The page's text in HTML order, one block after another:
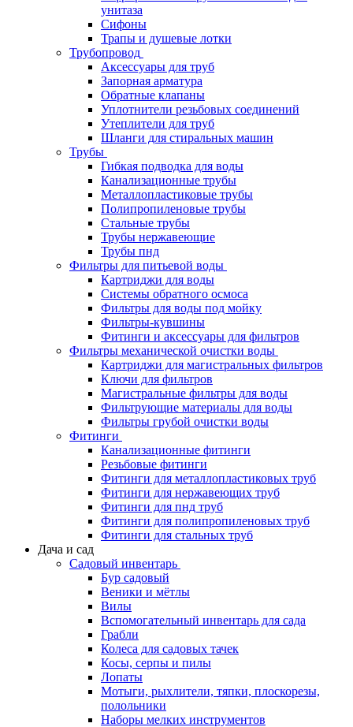
унитаза
Сифоны
Трапы и душевые лотки
Трубопровод
Аксессуары для труб
Запорная арматура
Обратные клапаны
Уплотнители резьбовых соединений
Утеплители для труб
Шланги для стиральных машин
Трубы
Гибкая подводка для воды
Канализационные трубы
Металлопластиковые трубы
Полипропиленовые трубы
Стальные трубы
Трубы нержавеющие
Трубы пнд
Фильтры для питьевой воды
Картриджи для воды
Системы обратного осмоса
Фильтры для воды под мойку
Фильтры-кувшины
Фитинги и аксессуары для фильтров
Фильтры механической очистки воды
Картриджи для магистральных фильтров
Ключи для фильтров
Магистральные фильтры для воды
Фильтрующие материалы для воды
Фильтры грубой очистки воды
Фитинги
Канализационные фитинги
Резьбовые фитинги
Фитинги для металлопластиковых труб
Фитинги для нержавеющих труб
Фитинги для пнд труб
Фитинги для полипропиленовых труб
Фитинги для стальных труб
Дача и сад
Садовый инвентарь
Бур садовый
Веники и мётлы
Вилы
Вспомогательный инвентарь для сада
Грабли
Колеса для садовых тачек
Косы, серпы и пилы
Лопаты
Мотыги, рыхлители, тяпки, плоскорезы,
полольники
Наборы мелких инструментов